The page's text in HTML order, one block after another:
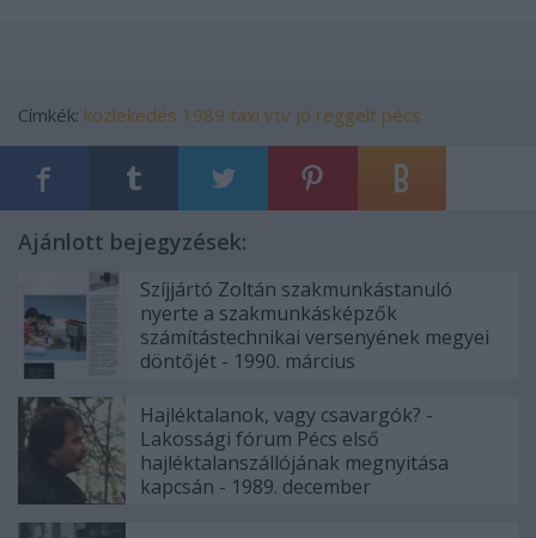
Címkék: közlekedés 1989 taxi vtv jó reggelt pécs
Ajánlott bejegyzések:
Szíjjártó Zoltán szakmunkástanuló
nyerte a szakmunkásképzők
számítástechnikai versenyének megyei
döntőjét - 1990. március
Hajléktalanok, vagy csavargók? -
Lakossági fórum Pécs első
hajléktalanszállójának megnyitása
kapcsán - 1989. december